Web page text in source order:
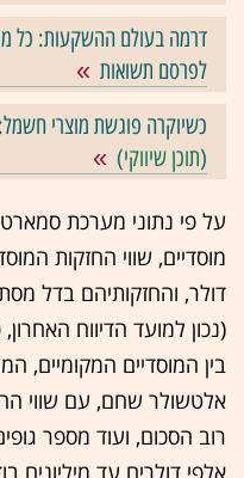
דרמה בעולם ההשקעות: כל
לפרסם תשואות
כשיוקרה פוגשת מוצרי
(תוכן שיווקי)
על פי נתוני מערכת
(נכון למועד הדיווח
רוב הסכום, ועוד מספר